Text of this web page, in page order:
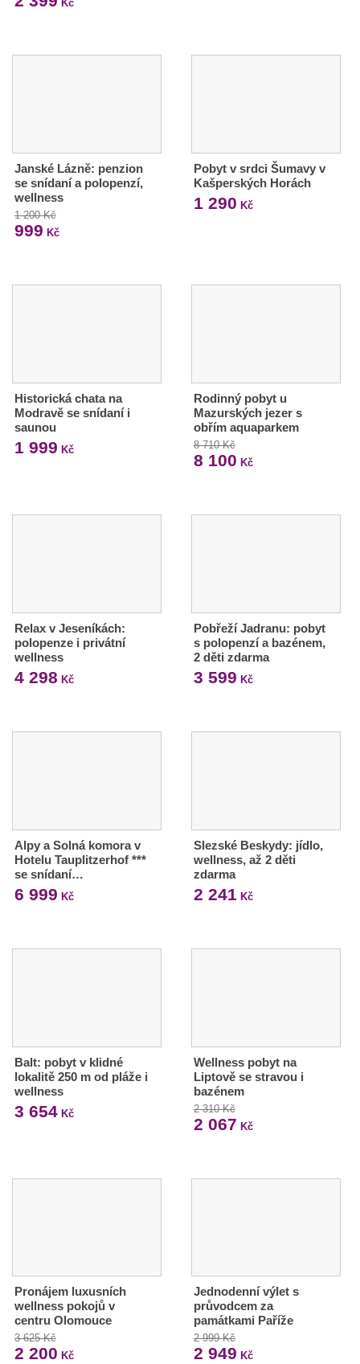
Kč
Janské Lázně: penzion
se snídaní a polopenzí,
wellness
1 200 Kč
999 Kč
Pobyt v srdci Šumavy v
Kašperských Horách
1 290 Kč
Historická chata na
Modravě se snídaní i
saunou
1 999 Kč
Rodinný pobyt u
Mazurských jezer s
obřím aquaparkem
8 710 Kč
8 100 Kč
Relax v Jeseníkách:
polopenze i privátní
wellness
4 298 Kč
Pobřeží Jadranu: pobyt
s polopenzí a bazénem,
2 děti zdarma
3 599 Kč
Alpy a Solná komora v
Hotelu Tauplitzerhof ***
se snídaní…
6 999 Kč
Slezské Beskydy: jídlo,
wellness, až 2 děti
zdarma
2 241 Kč
Balt: pobyt v klidné
lokalitě 250 m od pláže i
wellness
3 654 Kč
Wellness pobyt na
Liptově se stravou i
bazénem
2 310 Kč
2 067 Kč
Pronájem luxusních
wellness pokojů v
centru Olomouce
3 625 Kč
2 200 Kč
Jednodenní výlet s
průvodcem za
památkami Paříže
2 999 Kč
2 949 Kč